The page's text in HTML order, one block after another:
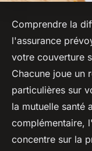
Comprendre la
l'assurance
votre couverture
Chacune joue un
particulières sur
la mutuelle santé
complémentaire,
concentre sur la